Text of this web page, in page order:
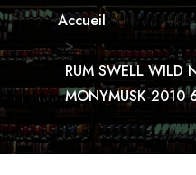
Accueil
RUM SWELL WILD
MONYMUSK 2010